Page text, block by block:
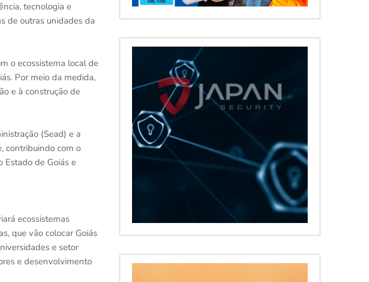
tecnologia e
de outras unidades da
o ecossistema local de
Por meio da medida,
e à construção de
(Sead) e a
contribuindo com o
Estado de Goiás e
ecossistemas
que vão colocar Goiás
e setor
e desenvolvimento